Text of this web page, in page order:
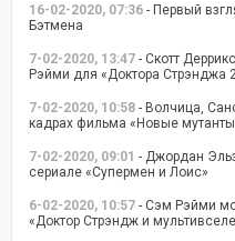
16-02-2020, 07:36 - Первый
Бэтмена
7-02-2020, 13:47 - Скотт
Рэйми для «Доктора Стрэнджа
7-02-2020, 10:58 - Волчица,
кадрах фильма «Новые
7-02-2020, 09:01 - Джордан
сериале «Супермен и Лоис»
6-02-2020, 10:57 - Сэм Рэйми
«Доктор Стрэндж и